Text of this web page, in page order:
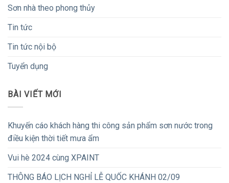
Sơn nhà theo phong thủy
Tin tức
Tin tức nội bộ
Tuyển dụng
BÀI VIẾT MỚI
Khuyến cáo khách hàng thi công sản phẩm sơn nước trong
điều kiện thời tiết mưa ẩm
Vui hè 2024 cùng XPAINT
THÔNG BÁO LỊCH NGHỈ LỄ QUỐC KHÁNH 02/09